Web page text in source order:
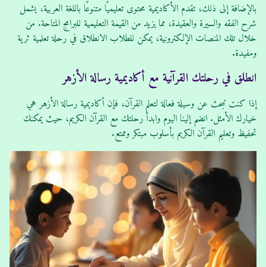
بالإضافة إلى ذلك، تقدم الأكاديمية محتوى تعليميًا متنوعًا باللغة العربية، يشمل
شرح الفقه والسيرة والعقيدة، مما يزيد من القيمة التعليمية للبرامج المتاحة. من
خلال تلك المنصات الإلكترونية، يمكن للطلاب الانطلاق في رحلة تعلمية ثرية
ومفيدة.
انطلق في رحلتك القرآنية مع أكاديمية رسالة الأزهر
إذا كنت تبحث عن وسيلة فعالة لتعلم القرآن، فإن أكاديمية رسالة الأزهر هي
خيارك الأمثل. انضم إلينا اليوم وابدأ رحلتك مع القرآن الكريم، حيث يمكنك
تحفيظ وتعليم القرآن الكريم بأسلوب مبتكر وممتع.